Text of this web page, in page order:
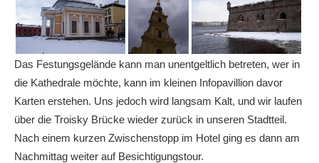
Das Festungsgelände kann man unentgeltlich betreten, wer in
die Kathedrale möchte, kann im kleinen Infopavillion davor
Karten erstehen. Uns jedoch wird langsam Kalt, und wir laufen
über die Troisky Brücke wieder zurück in unseren Stadtteil.
Nach einem kurzen Zwischenstopp im Hotel ging es dann am
Nachmittag weiter auf Besichtigungstour.